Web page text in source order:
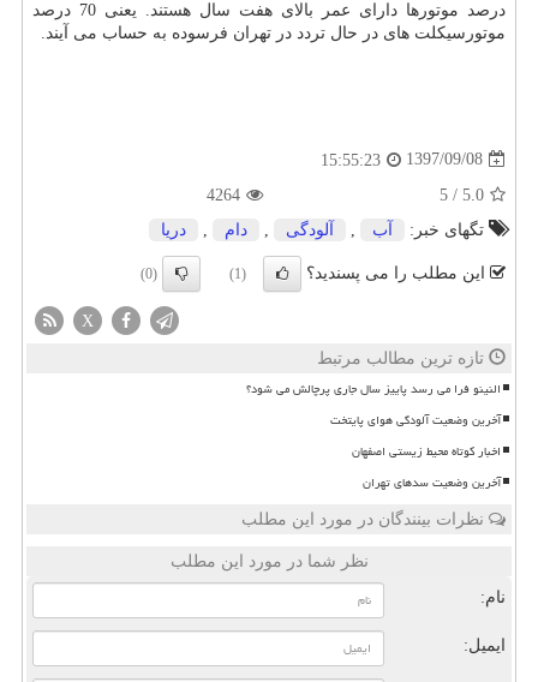
درصد موتورها دارای عمر بالای هفت سال هستند. یعنی 70 درصد
موتورسیكلت های در حال تردد در تهران فرسوده به حساب می آیند.
1397/09/08
15:55:23
5.0
/
5
4264
تگهای خبر:
آب آلودگی دام دریا
این مطلب را می پسندید؟ (1)
(0)
X
تازه ترین مطالب مرتبط
النینو فرا می رسد پاییز سال جاری پرچالش می شود؟
آخرین وضعیت آلودگی هوای پایتخت
اخبار کوتاه محیط زیستی اصفهان
آخرین وضعیت سدهای تهران
نظرات بینندگان در مورد این مطلب
نظر شما در مورد این مطلب
نام:
ایمیل: